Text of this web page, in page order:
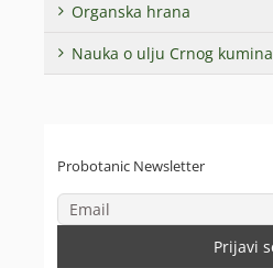
Organska hrana
Nauka o ulju Crnog kumina
Probotanic Newsletter